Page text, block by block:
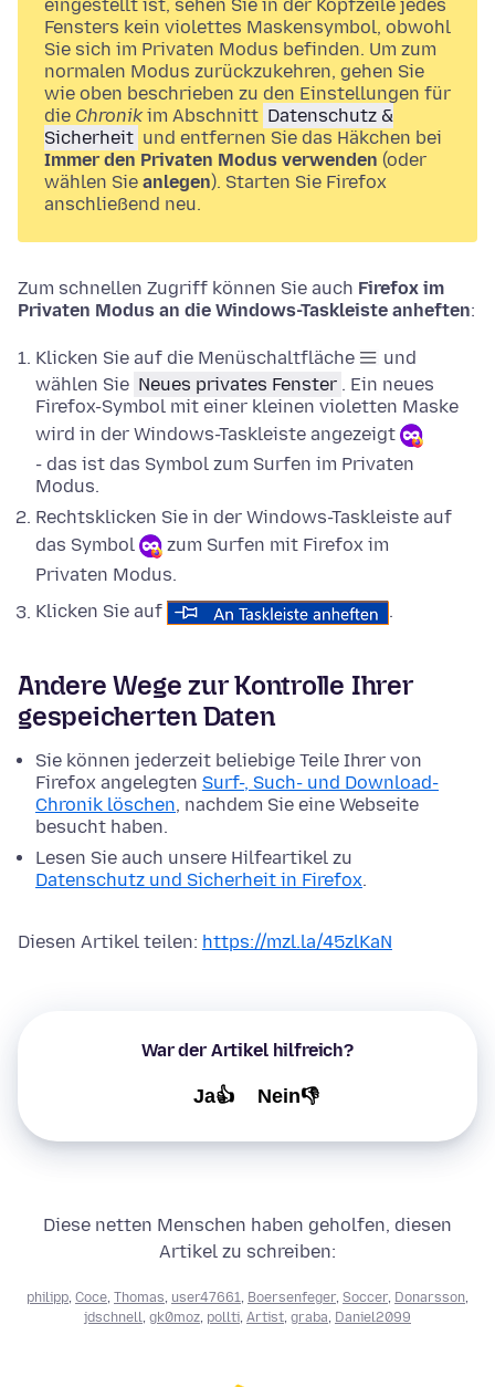
eingestellt ist, sehen Sie in der Kopfzeile jedes
Fensters kein violettes Maskensymbol, obwohl
Sie sich im Privaten Modus befinden. Um zum
normalen Modus zurückzukehren, gehen Sie
wie oben beschrieben zu den Einstellungen für
die Chronikim Abschnitt Datenschutz &
Sicherheit und entfernen Sie das Häkchen bei
Immer den Privaten Modus verwenden (oder
wählen Sie anlegen). Starten Sie Firefox
anschließend neu.
Zum schnellen Zugriff können Sie auch Firefox im
Privaten Modus an die Windows-Taskleiste anheften:
Klicken Sie auf die Menüschaltfläche
und
wählen Sie Neues privates Fenster . Ein neues
Firefox-Symbol mit einer kleinen violetten Maske
wird in der Windows-Taskleiste angezeigt
- das ist das Symbol zum Surfen im Privaten
Modus.
Rechtsklicken Sie in der Windows-Taskleiste auf
das Symbol
zum Surfen mit Firefox im
Privaten Modus.
Klicken Sie auf
.
Andere Wege zur Kontrolle Ihrer
gespeicherten Daten
Sie können jederzeit beliebige Teile Ihrer von
Firefox angelegten Surf-, Such- und Download-
Chronik löschen, nachdem Sie eine Webseite
besucht haben.
Lesen Sie auch unsere Hilfeartikel zu
Datenschutz und Sicherheit in Firefox.
Diesen Artikel teilen: https://mzl.la/45zlKaN
War der Artikel hilfreich?
Ja👍 Nein👎
Diese netten Menschen haben geholfen, diesen
Artikel zu schreiben:
philipp, Coce, Thomas, user47661, Boersenfeger, Soccer, Donarsson,
jdschnell, gk0moz, pollti, Artist, graba, Daniel2099